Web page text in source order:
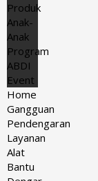
Produk
Anak-
Anak
Program
ABDI
Event
Home
Gangguan
Pendengaran
Layanan
Alat
Bantu